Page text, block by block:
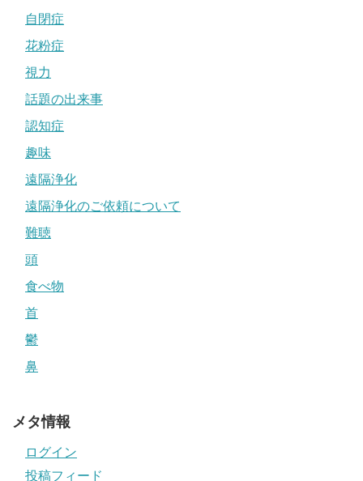
自閉症
花粉症
視力
話題の出来事
認知症
趣味
遠隔浄化
遠隔浄化のご依頼について
難聴
頭
食べ物
首
鬱
鼻
メタ情報
ログイン
投稿フィード